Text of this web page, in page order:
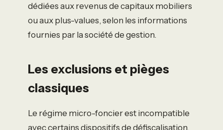
dédiées aux revenus de capitaux mobiliers
ou aux plus-values, selon les informations
fournies par la société de gestion.
Les exclusions et pièges
classiques
Le régime micro-foncier est incompatible
avec certains dispositifs de défiscalisation,